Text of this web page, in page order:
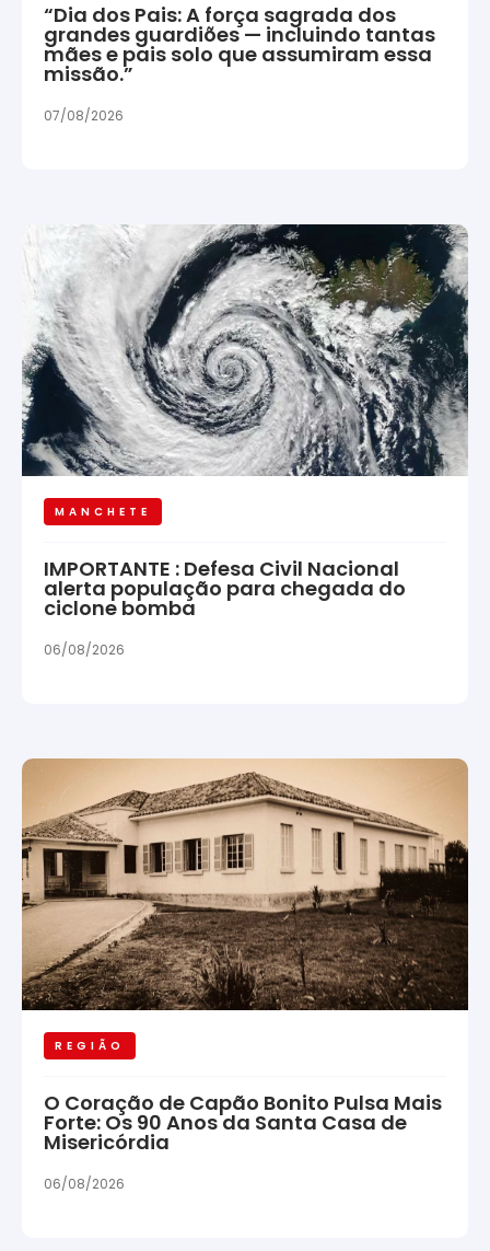
“Dia dos Pais: A força sagrada dos
grandes guardiões — incluindo tantas
mães e pais solo que assumiram essa
missão.”
07/08/2026
MANCHETE
IMPORTANTE : Defesa Civil Nacional
alerta população para chegada do
ciclone bomba
06/08/2026
REGIÃO
O Coração de Capão Bonito Pulsa Mais
Forte: Os 90 Anos da Santa Casa de
Misericórdia
06/08/2026